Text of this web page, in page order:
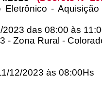
Eletrônico -
2023 das 08:00 às
- Zona Rural -
12/2023 às 08:00Hs